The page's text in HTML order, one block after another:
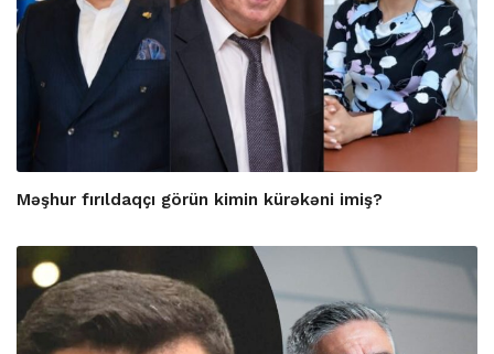
Məşhur fırıldaqçı görün kimin kürəkəni imiş?